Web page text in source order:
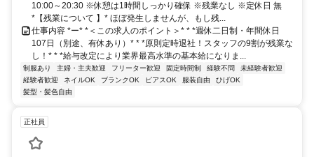
10:00～20:30 ※休憩は1時間しっかり確保 ※残業なし ※定休日 無
*【残業について 】* ほぼ発生しませんが、もし残...
仕事内容 *ー* *＜この求人のポイント＞* * *週休二日制・年間休日
107日（別途、有休あり）* * *原則定時退社！スタッフの9割が残業な
し！* * *給与改定により業界最高水準の基本給になりま...
制服あり 主婦・主夫歓迎 フリーター歓迎 固定時間制 経験不問
未経験者歓迎
経験者歓迎
ネイルOK ブランクOK ピアスOK 服装自由
ひげOK
髪型・髪色自由
正社員